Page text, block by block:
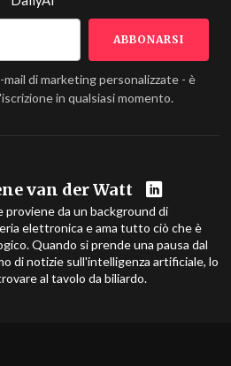
di marketing personalizzate - è
in qualsiasi momento.
van der Watt
proviene da un background di
elettronica e ama tutto ciò che è
Quando si prende una pausa dal
di notizie sull'intelligenza artificiale, lo
al tavolo da biliardo.